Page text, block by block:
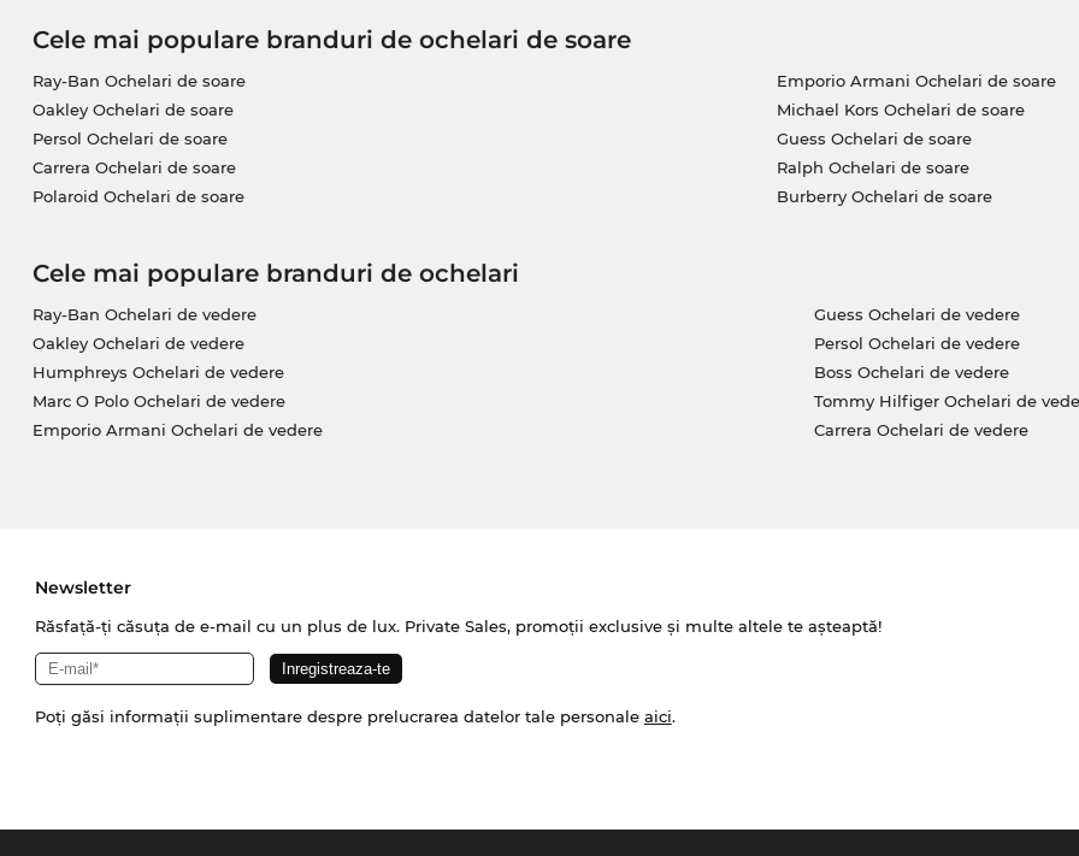
Cele mai populare branduri de ochelari de soare
Ray-Ban Ochelari de soare
Oakley Ochelari de soare
Persol Ochelari de soare
Carrera Ochelari de soare
Polaroid Ochelari de soare
Emporio Armani Ochelari de soare
Michael Kors Ochelari de soare
Guess Ochelari de soare
Ralph Ochelari de soare
Burberry Ochelari de soare
Cele mai populare branduri de ochelari
Ray-Ban Ochelari de vedere
Oakley Ochelari de vedere
Humphreys Ochelari de vedere
Marc O Polo Ochelari de vedere
Emporio Armani Ochelari de vedere
Guess Ochelari de vedere
Persol Ochelari de vedere
Boss Ochelari de vedere
Tommy Hilfiger Ochelari de
Carrera Ochelari de vedere
Newsletter
Răsfață-ți căsuța de e-mail cu un plus de lux. Private Sales, promoții exclusive și multe altele te așteaptă!
Poți găsi informații suplimentare despre prelucrarea datelor tale personale aici.